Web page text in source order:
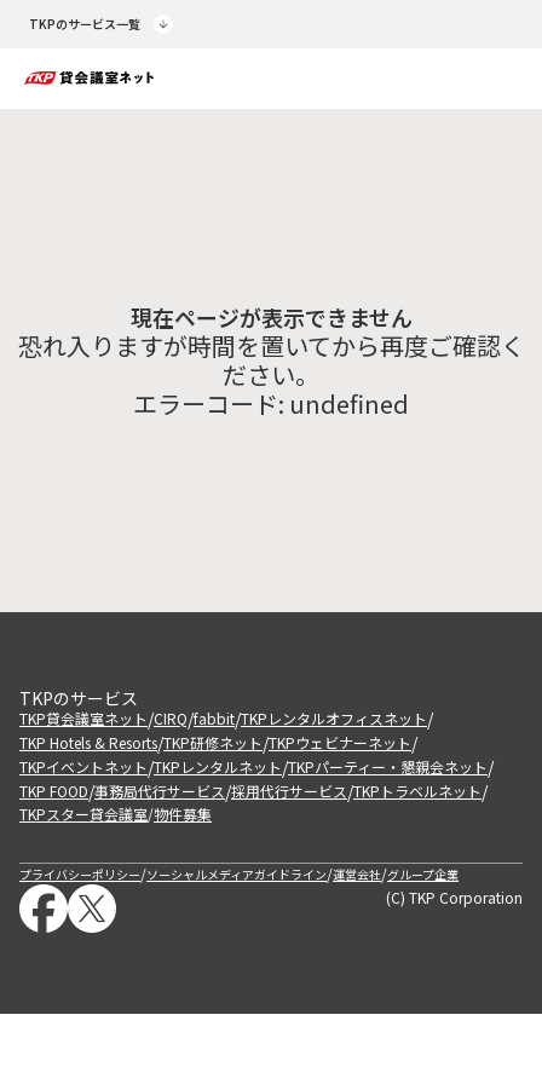
TKPのサービス一覧
現在ページが表示できません
恐れ入りますが時間を置いてから再度ご確認く
ださい。
エラーコード: undefined
TKPのサービス
TKP貸会議室ネット/CIRQ/fabbit/TKPレンタルオフィスネット/
TKP Hotels & Resorts/TKP研修ネット/TKPウェビナーネット/
TKPイベントネット/TKPレンタルネット/TKPパーティー・懇親会ネット/
TKP FOOD/事務局代行サービス/採用代行サービス/TKPトラベルネット/
TKPスター貸会議室/物件募集
プライバシーポリシー/ソーシャルメディアガイドライン/運営会社/グループ企業
(C) TKP Corporation